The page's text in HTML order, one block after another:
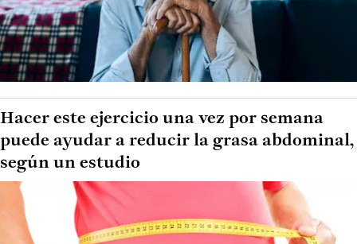
Hacer este ejercicio una vez por semana
puede ayudar a reducir la grasa abdominal,
según un estudio